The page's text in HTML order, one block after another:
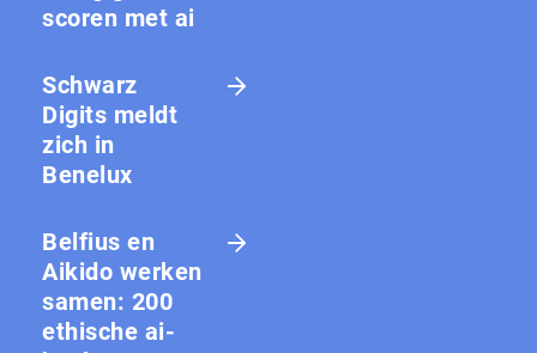
scoren met ai
Schwarz
Digits meldt
zich in
Benelux
Belfius en
Aikido werken
samen: 200
ethische ai-